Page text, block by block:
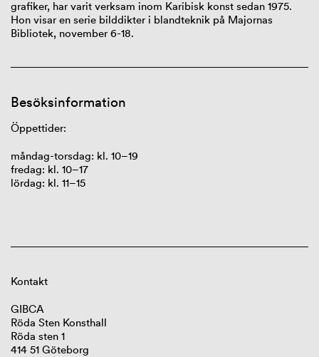
grafiker, harvarit verksam inom Karibisk konst sedan 1975.
Hon visaren serie bilddikter i blandteknik på Majornas
Bibliotek, november 6-18.
Besöksinformation
Öppettider:
måndag-torsdag: kl. 10–19
fredag: kl. 10–17
lördag: kl. 11–15
Kontakt
GIBCA
Röda Sten Konsthall
Röda sten 1
414 51 Göteborg